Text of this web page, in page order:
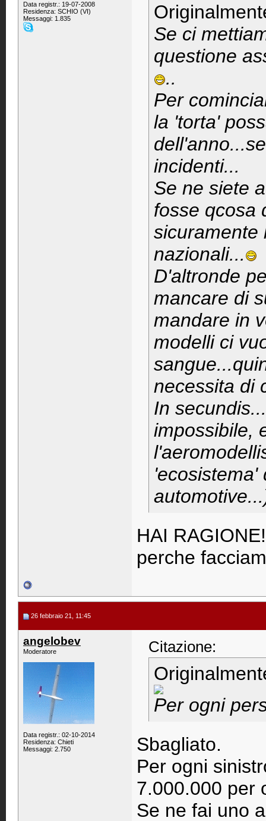
Data registr.: 19-07-2008
Residenza: SCHIO (VI)
Messaggi: 1.835
Se ci
questione
..
Per
la 'torta'
incidenti...
Se ne siete
fosse qcosa
sicuramente
nazionali...
D'altronde
mancare di
mandare in
modelli ci
necessita di
In
impossibile,
'ecosistema'
HAI
perche
26 febbraio 21, 11:45
angelobev
Moderatore
Data registr.: 02-10-2014
Residenza: Chieti
Messaggi: 2.750
Citazione:
Per ogni
Sbagliato.
Per ogni
7.000.000 per
Se ne fai uno